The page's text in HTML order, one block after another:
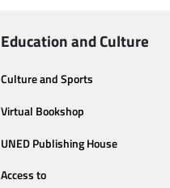
Education and Culture
Culture and Sports
Virtual Bookshop
UNED Publishing House
Access to